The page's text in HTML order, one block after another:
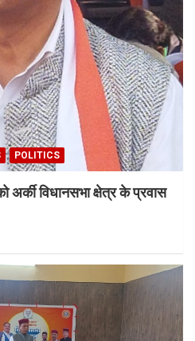
POLITICS
विधानसभा क्षेत्र के प्रवास